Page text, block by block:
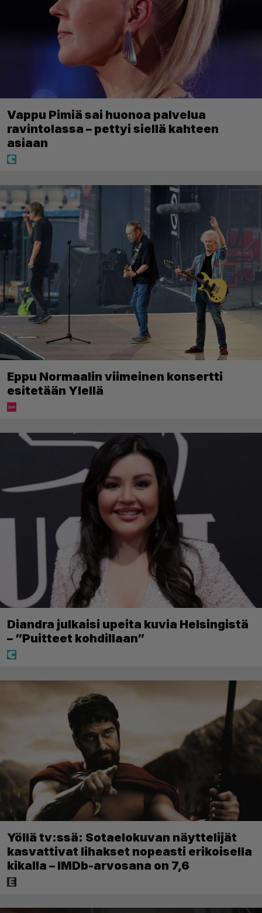
Vappu Pimiä sai huonoa palvelua
ravintolassa – pettyi siellä kahteen
asiaan
Eppu Normaalin viimeinen konsertti
esitetään Ylellä
Diandra julkaisi upeita kuvia Helsingistä
– ”Puitteet kohdillaan”
Yöllä tv:ssä: Sotaelokuvan näyttelijät
kasvattivat lihakset nopeasti erikoisella
kikalla – IMDb-arvosana on 7,6